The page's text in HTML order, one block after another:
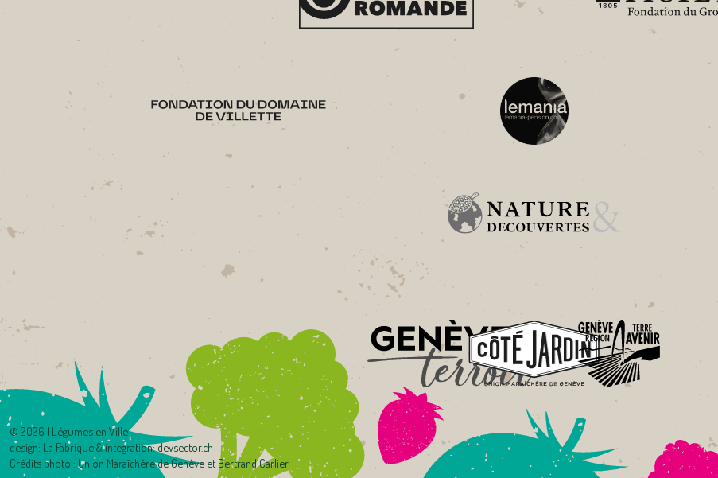
© 2026 | Légumes en Ville
design: La Fabrique& integration:devsector.ch
Crédits photo : Union Maraîchère de Genève et Bertrand Carlier